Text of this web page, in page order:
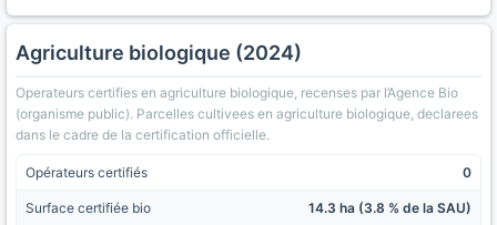
Agriculture biologique (2024)
Operateurs certifies en agriculture biologique, recenses par l’Agence Bio
(organisme public). Parcelles cultivees en agriculture biologique, declarees
dans le cadre de la certification officielle.
Opérateurs certifiés 0
Surface certifiée bio 14.3 ha (3.8 % de la SAU)